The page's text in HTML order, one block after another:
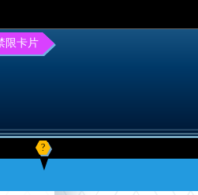
限卡片
?